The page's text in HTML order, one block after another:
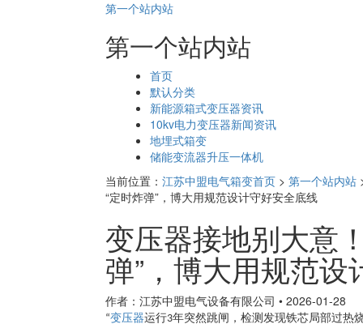
第一个站内站
第一个站内站
首页
默认分类
新能源箱式变压器资讯
10kv电力变压器新闻资讯
地埋式箱变
储能变流器升压一体机
当前位置： 江苏中盟电气箱变首页 > 第一个站内站
“定时炸弹”，博大用规范设计守好安全底线
变压器接地别大意
弹”，博大用规范
作者：江苏中盟电气设备有限公司 • 2026-01-28
“变压器运行3年突然跳闸，检测发现铁芯局部过热